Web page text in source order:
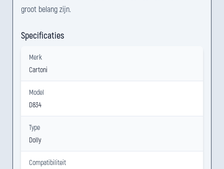
groot belang zijn.
Specificaties
Merk
Cartoni
Model
D834
Type
Dolly
Compatibiliteit